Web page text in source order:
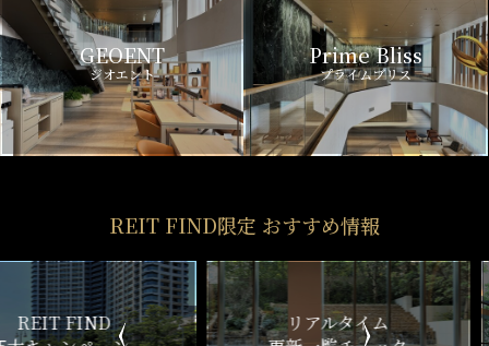
GEOENT
ジオエント
Prime Bliss
プライムブリス
REIT FIND限定 おすすめ情報
リアルタイム
新